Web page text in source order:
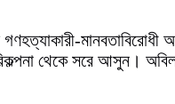
মানবতাবিরোধী
থেকে সরে আসুন।